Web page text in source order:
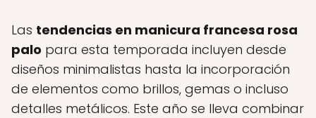
Las tendencias en manicura francesa rosa
palo para esta temporada incluyen desde
diseños minimalistas hasta la incorporación
de elementos como brillos, gemas o incluso
detalles metálicos. Este año se lleva combinar